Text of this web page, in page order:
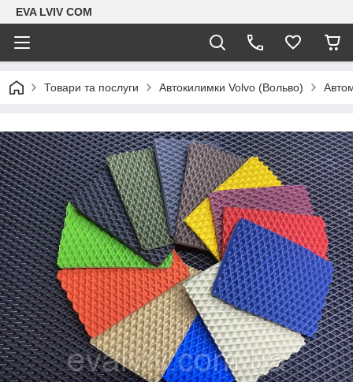
EVA LVIV COM
Товари та послуги Автокилимки Volvo (Вольво)